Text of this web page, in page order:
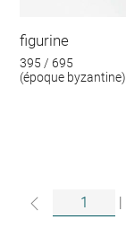
figurine
395 / 695
(époque byzantine)
|